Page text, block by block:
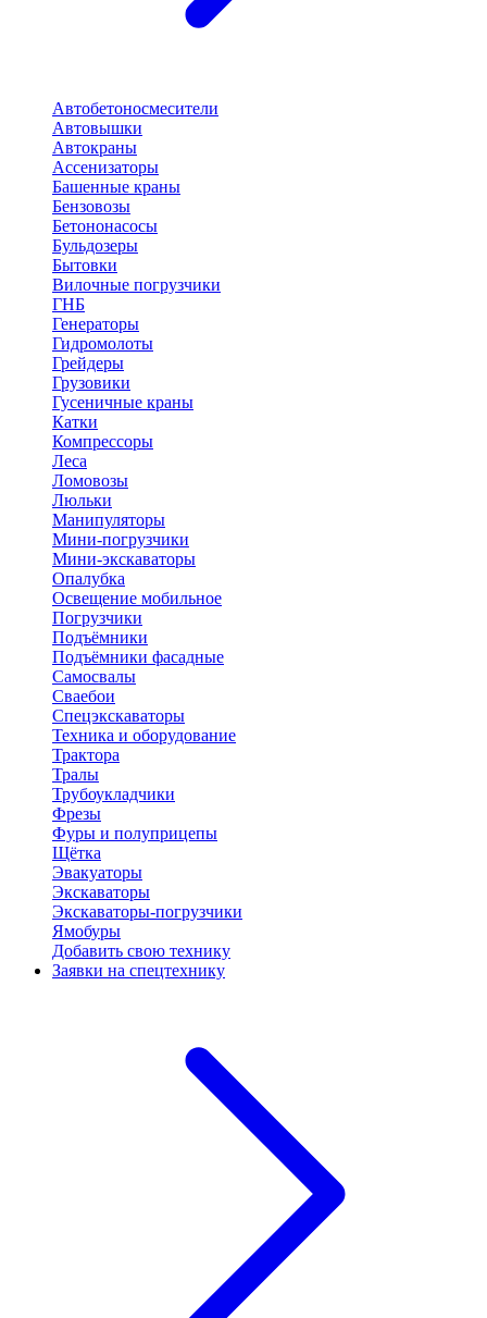
Автобетоносмесители
Автовышки
Автокраны
Ассенизаторы
Башенные краны
Бензовозы
Бетононасосы
Бульдозеры
Бытовки
Вилочные погрузчики
ГНБ
Генераторы
Гидромолоты
Грейдеры
Грузовики
Гусеничные краны
Катки
Компрессоры
Леса
Ломовозы
Люльки
Манипуляторы
Мини-погрузчики
Мини-экскаваторы
Опалубка
Освещение мобильное
Погрузчики
Подъёмники
Подъёмники фасадные
Самосвалы
Сваебои
Спецэкскаваторы
Техника и оборудование
Трактора
Тралы
Трубоукладчики
Фрезы
Фуры и полуприцепы
Щётка
Эвакуаторы
Экскаваторы
Экскаваторы-погрузчики
Ямобуры
Добавить свою технику
Заявки на спецтехнику